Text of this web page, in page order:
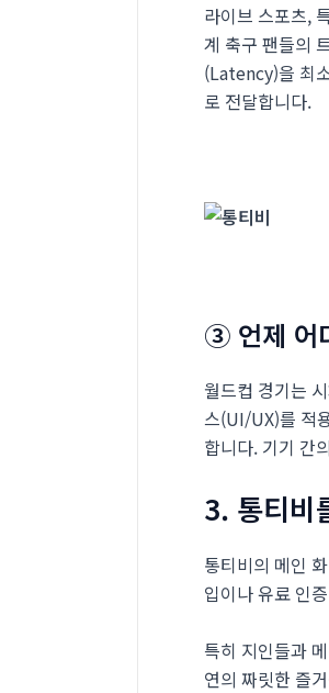
라이브 스포츠,
계 축구 팬들의
(Latency)을 최
로 전달합니다.
③ 언제 어
월드컵 경기는
스(UI/UX)를 적
합니다. 기기 간
3. 통티비
통티비의 메인
입이나 유료 인
특히 지인들과
연의 짜릿한 즐